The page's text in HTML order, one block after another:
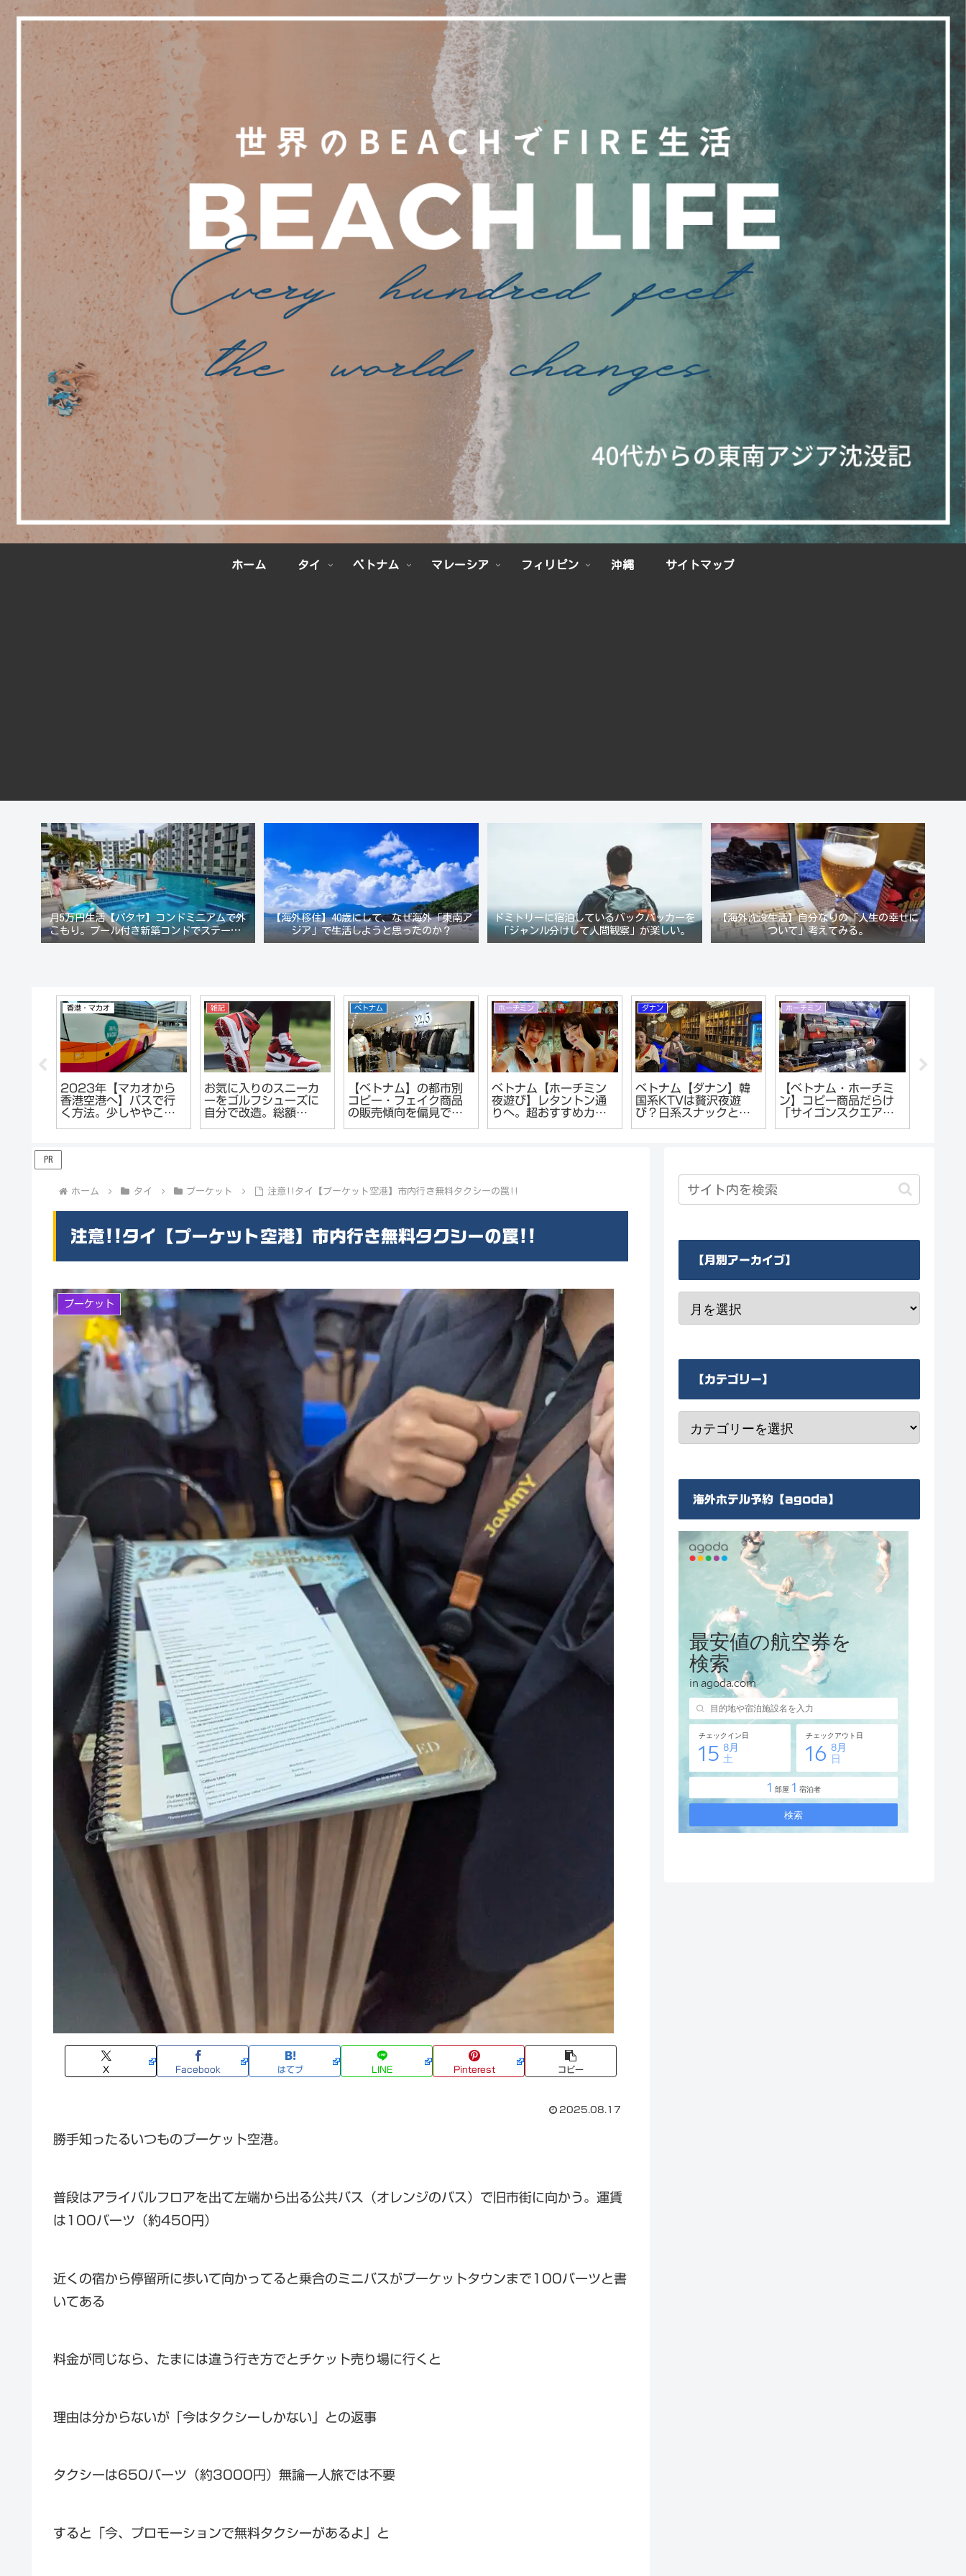
ホーム タイ ベトナム マレーシア フィリピン 沖縄 サイトマップ
月5万円生活【パタヤ】コンドミニアムで外
こもり。プール付き新築コンドでステーキ&
ウオッカ三昧
【海外移住】40歳にして、なぜ海外「東南ア
ジア」で生活しようと思ったのか？
ドミトリーに宿泊しているバックパッカーを
「ジャンル分けして人間観察」が楽しい。
【海外沈没生活】自分なりの「人生の幸せに
ついて」考えてみる。
【ベトナム・ホーチミ
ン】コピー商品だらけ
「サイゴンスクエア」
マニラ
フィリピン【マニラ】
2023年 出会い系カフ
ェ「LA CAFE」はどう
2023年フィリピン
【マニラ】マラテ地区
のKTVはどうなってい
ホーチミン
【ホーチミン夜遊び】
レタントン日本人街の
ガールズバーが面白
ホーチミン
ホーチミン「ベトナム
式理髪店Hoàng Triều
hair salon」が楽園過ぎ
沖縄
沖縄市（コザ）ディー
プスポット！【中の町
エリア】で夜遊び。キ
ダナン
ベトナム【ダナ
系KTVとカジノ
体験。格安で贅
PR
ホーム タイ プーケット 注意!!タイ【プーケット空港】市内行き無料タクシーの罠!!
注意!!タイ【プーケット空港】市内行き無料タクシーの罠!!
プーケット
X Facebook はてブ LINE Pinterest コピー
2025.08.17
勝手知ったるいつものプーケット空港。
普段はアライバルフロアを出て左端から出る公共バス（オレンジのバス）で旧市街に向かう。運賃
は100バーツ（約450円）
近くの宿から停留所に歩いて向かってると乗合のミニバスがプーケットタウンまで100バーツと書
いてある
料金が同じなら、たまには違う行き方でとチケット売り場に行くと
理由は分からないが「今はタクシーしかない」との返事
タクシーは650バーツ（約3000円）無論一人旅では不要
すると「今、プロモーションで無料タクシーがあるよ」と
【月別アーカイブ】
【カテゴリー】
海外ホテル予約【agoda】